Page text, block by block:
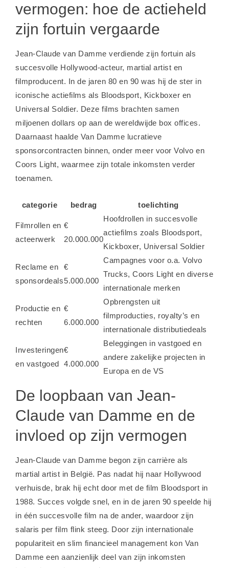
vermogen: hoe de actieheld
zijn fortuin vergaarde
Jean-Claude van Damme verdiende zijn fortuin als
succesvolle Hollywood-acteur, martial artist en
filmproducent. In de jaren 80 en 90 was hij de ster in
iconische actiefilms als Bloodsport, Kickboxer en
Universal Soldier. Deze films brachten samen
miljoenen dollars op aan de wereldwijde box offices.
Daarnaast haalde Van Damme lucratieve
sponsorcontracten binnen, onder meer voor Volvo en
Coors Light, waarmee zijn totale inkomsten verder
toenamen.
categorie bedrag toelichting
Filmrollen en
acteerwerk
€
20.000.000
Hoofdrollen in succesvolle
actiefilms zoals Bloodsport,
Kickboxer, Universal Soldier
Reclame en
sponsordeals
€
5.000.000
Campagnes voor o.a. Volvo
Trucks, Coors Light en diverse
internationale merken
Productie en
rechten
€
6.000.000
Opbrengsten uit
filmproducties, royalty’s en
internationale distributiedeals
Investeringen
en vastgoed
€
4.000.000
Beleggingen in vastgoed en
andere zakelijke projecten in
Europa en de VS
De loopbaan van Jean-
Claude van Damme en de
invloed op zijn vermogen
Jean-Claude van Damme begon zijn carrière als
martial artist in België. Pas nadat hij naar Hollywood
verhuisde, brak hij echt door met de film Bloodsport in
1988. Succes volgde snel, en in de jaren 90 speelde hij
in één succesvolle film na de ander, waardoor zijn
salaris per film flink steeg. Door zijn internationale
populariteit en slim financieel management kon Van
Damme een aanzienlijk deel van zijn inkomsten